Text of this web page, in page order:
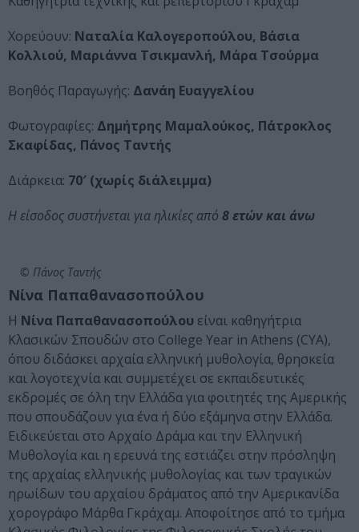
Χορεύουν: Ναταλία Καλογεροπούλου, Βάσια
Κολλιού, Μαριάννα Τσικμανλή, Μάρα Τσούρμα
Βοηθός Παραγωγής: Δανάη Ευαγγελίου
Φωτογραφίες: Δημήτρης Μαμαλούκος, Πάτροκλος
Σκαφίδας, Πάνος Ταντής
Διάρκεια: 70′ (χωρίς διάλειμμα)
Η είσοδος συστήνεται για ηλικίες από 8 ετών και άνω
© Πάνος Ταντής
Νίνα Παπαθανασοπούλου
Η Νίνα Παπαθανασοπούλου είναι καθηγήτρια
Κλασικών Σπουδών στο College Year in Athens (CYA),
όπου διδάσκει αρχαία ελληνική μυθολογία, θρησκεία
και λογοτεχνία και συμμετέχει σε εκπαιδευτικές
εκδρομές σε όλη την Ελλάδα για φοιτητές της Αμερικής
που σπουδάζουν για ένα ή δύο εξάμηνα στην Ελλάδα.
Ειδικεύεται στο Αρχαίο Δράμα και την Ελληνική
Μυθολογία και η ερευνά της εστιάζει στην πρόσληψη
της αρχαίας ελληνικής μυθολογίας και των τραγικών
ηρωίδων του αρχαίου δράματος από την Αμερικανίδα
χορογράφο Μάρθα Γκράχαμ. Αποφοίτησε από το τμήμα